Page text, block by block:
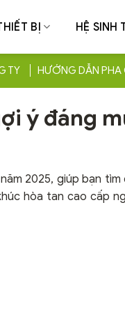
BỊ HỆ SINH
TY HƯỚNG DẪN PHA
ý đáng
2025, giúp bạn
hòa tan cao cấp